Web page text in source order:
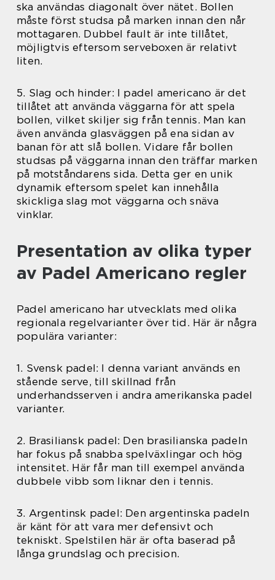
ska användas diagonalt över nätet. Bollen
måste först studsa på marken innan den når
mottagaren. Dubbel fault är inte tillåtet,
möjligtvis eftersom serveboxen är relativt
liten.
5. Slag och hinder: I padel americano är det
tillåtet att använda väggarna för att spela
bollen, vilket skiljer sig från tennis. Man kan
även använda glasväggen på ena sidan av
banan för att slå bollen. Vidare får bollen
studsas på väggarna innan den träffar marken
på motståndarens sida. Detta ger en unik
dynamik eftersom spelet kan innehålla
skickliga slag mot väggarna och snäva
vinklar.
Presentation av olika typer
av Padel Americano regler
Padel americano har utvecklats med olika
regionala regelvarianter över tid. Här är några
populära varianter:
1. Svensk padel: I denna variant används en
stående serve, till skillnad från
underhandsserven i andra amerikanska padel
varianter.
2. Brasiliansk padel: Den brasilianska padeln
har fokus på snabba spelväxlingar och hög
intensitet. Här får man till exempel använda
dubbele vibb som liknar den i tennis.
3. Argentinsk padel: Den argentinska padeln
är känt för att vara mer defensivt och
tekniskt. Spelstilen här är ofta baserad på
långa grundslag och precision.